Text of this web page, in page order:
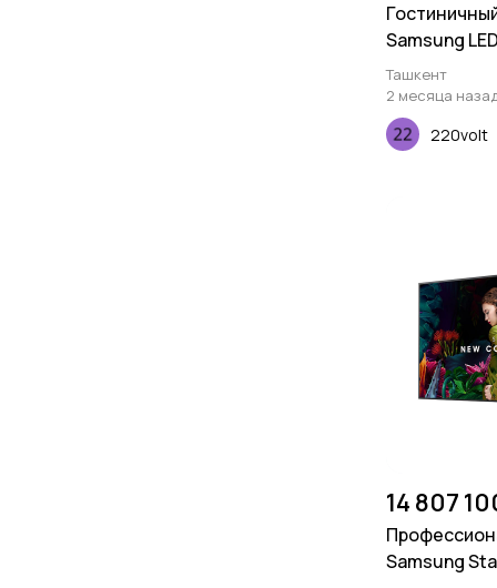
Samsung
HG43AU800
Ташкент
2 месяца
220volt
14 807
Samsung